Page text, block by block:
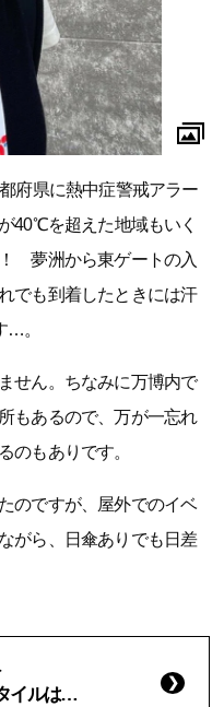
府県に熱中症警戒アラー
40℃を超えた地域もいく
夢洲から東ゲートの入
でも到着したときには汗
…。
せん。ちなみに万博内で
もあるので、万が一忘れ
のもありです。
のですが、屋外でのイベ
がら、日傘ありでも日差
イルは…